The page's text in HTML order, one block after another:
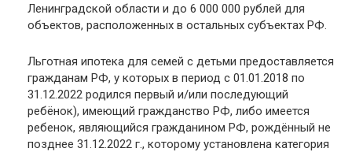
Ленинградской области и до 6 000 000 рублей для
объектов, расположенных в остальных субъектах РФ.
Льготная ипотека для семей с детьми предоставляется
гражданам РФ, у которых в период с 01.01.2018 по
31.12.2022 родился первый и/или последующий
ребёнок), имеющий гражданство РФ, либо имеется
ребенок, являющийся гражданином РФ, рождённый не
позднее 31.12.2022 г., которому установлена категория